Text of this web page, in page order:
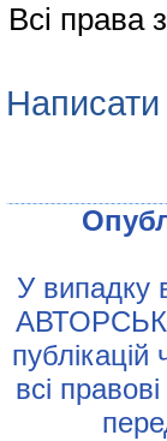
Всі права
Написати
У випадку
публiкацiй
всi